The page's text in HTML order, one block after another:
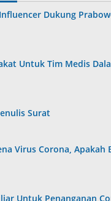
Dukung
Untuk Tim Medis
Surat
Virus Corona, Apakah
Untuk Penanganan